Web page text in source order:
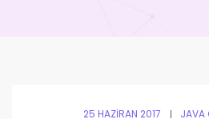
25 HAZIRAN 2017 JAVA